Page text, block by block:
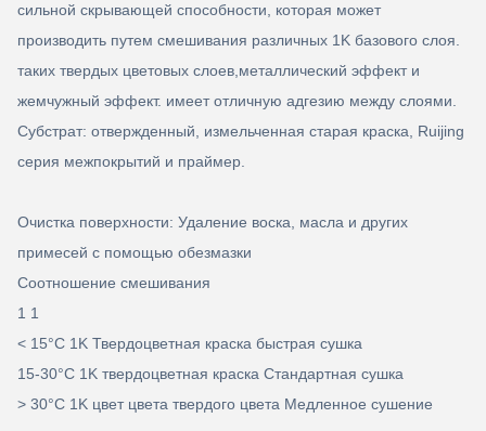
сильной скрывающей способности, которая может
производить путем смешивания различных 1K базового слоя.
таких твердых цветовых слоев,металлический эффект и
жемчужный эффект. имеет отличную адгезию между слоями.
Субстрат: отвержденный, измельченная старая краска, Ruijing
серия межпокрытий и праймер.
Очистка поверхности: Удаление воска, масла и других
примесей с помощью обезмазки
Соотношение смешивания
1 1
< 15°C 1K Твердоцветная краска быстрая сушка
15-30°C 1K твердоцветная краска Стандартная сушка
> 30°C 1K цвет цвета твердого цвета Медленное сушение